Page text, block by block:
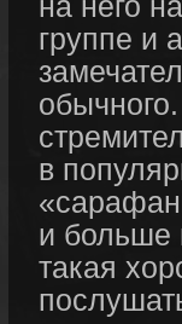
группе и
в
и больше
такая